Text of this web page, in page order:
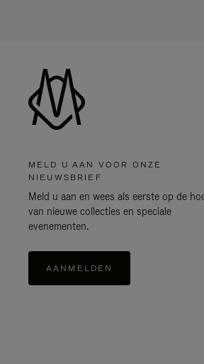
MELD U AAN VOOR ONZE
NIEUWSBRIEF
Meld u aan en wees als eerste op de
van nieuwe collecties en speciale
evenementen.
AANMELDEN